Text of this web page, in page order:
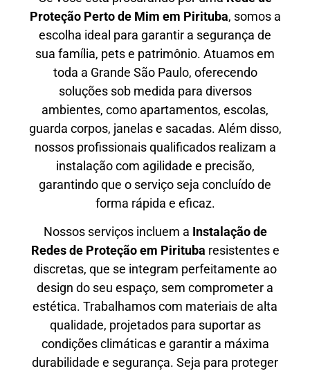
Proteção Perto de Mim em Pirituba, somos a
escolha ideal para garantir a segurança de
sua família, pets e patrimônio. Atuamos em
toda a Grande São Paulo, oferecendo
soluções sob medida para diversos
ambientes, como apartamentos, escolas,
guarda corpos, janelas e sacadas. Além disso,
nossos profissionais qualificados realizam a
instalação com agilidade e precisão,
garantindo que o serviço seja concluído de
forma rápida e eficaz.
Nossos serviços incluem a Instalação de
Redes de Proteção em Pirituba resistentes e
discretas, que se integram perfeitamente ao
design do seu espaço, sem comprometer a
estética. Trabalhamos com materiais de alta
qualidade, projetados para suportar as
condições climáticas e garantir a máxima
durabilidade e segurança. Seja para proteger